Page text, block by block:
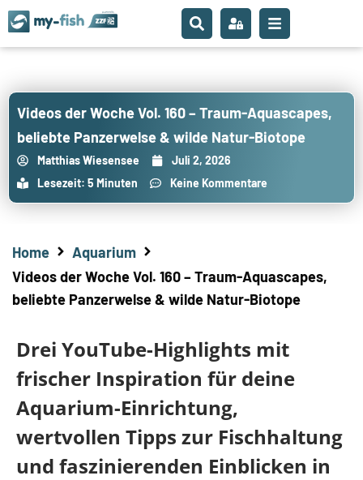
Videos der Woche Vol. 160 – Traum-Aquascapes,
beliebte Panzerwelse & wilde Natur-Biotope
Matthias Wiesensee
Juli 2, 2026
Lesezeit: 5 Minuten
Keine Kommentare
Home
Aquarium
Videos der Woche Vol. 160 – Traum-Aquascapes,
beliebte Panzerwelse & wilde Natur-Biotope
Drei YouTube-Highlights mit
frischer Inspiration für deine
Aquarium-Einrichtung,
wertvollen Tipps zur Fischhaltung
und faszinierenden Einblicken in